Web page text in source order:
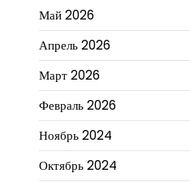
Май 2026
Апрель 2026
Март 2026
Февраль 2026
Ноябрь 2024
Октябрь 2024